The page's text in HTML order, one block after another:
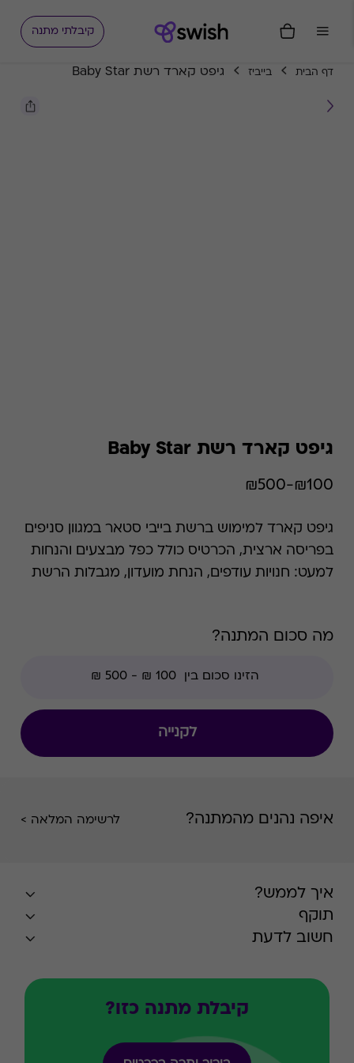
קיבלתי מתנה
דף הבית בייביז גיפט קארד רשת Baby Star
גיפט קארד רשת Baby Star
₪100-₪500
גיפט קארד למימוש ברשת בייבי סטאר במגוון סניפים
בפריסה ארצית, הכרטיס כולל כפל מבצעים והנחות
למעט: חנויות עודפים, הנחת מועדון, מגבלות הרשת
מה סכום המתנה?
לקנייה
איפה נהנים מהמתנה? לרשימה המלאה >
איך לממש?
תוקף
חשוב לדעת
קיבלת מתנה כזו?